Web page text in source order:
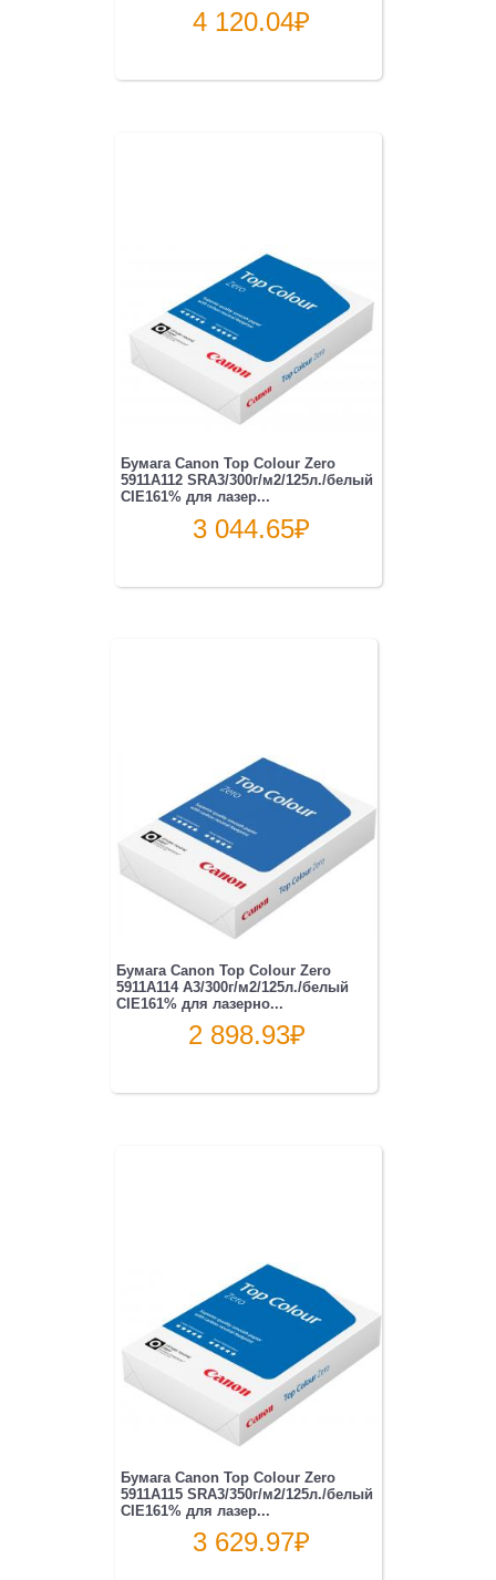
4 120.04₽
Бумага Canon Top Colour Zero
5911A112 SRA3/300г/м2/125л./белый
CIE161% для лазер...
3 044.65₽
Бумага Canon Top Colour Zero
5911A114 A3/300г/м2/125л./белый
CIE161% для лазерно...
2 898.93₽
Бумага Canon Top Colour Zero
5911A115 SRA3/350г/м2/125л./белый
CIE161% для лазер...
3 629.97₽